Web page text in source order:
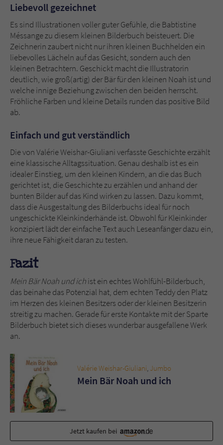
Liebevoll gezeichnet
Es sind Illustrationen voller guter Gefühle, die Babtistine
Méssange zu diesem kleinen Bilderbuch beisteuert. Die
Zeichnerin zaubert nicht nur ihren kleinen Buchhelden ein
liebevolles Lächeln auf das Gesicht, sondern auch den
kleinen Betrachtern. Geschickt macht die Illustratorin
deutlich, wie groß(artig) der Bär für den kleinen Noah ist und
welche innige Beziehung zwischen den beiden herrscht.
Fröhliche Farben und kleine Details runden das positive Bild
ab.
Einfach und gut verständlich
Die von Valérie Weishar-Giuliani verfasste Geschichte erzählt
eine klassische Alltagssituation. Genau deshalb ist es ein
idealer Einstieg, um den kleinen Kindern, an die das Buch
gerichtet ist, die Geschichte zu erzählen und anhand der
bunten Bilder auf das Kind wirken zu lassen. Dazu kommt,
dass die Ausgestaltung des Bilderbuchs ideal für noch
ungeschickte Kleinkinderhände ist. Obwohl für Kleinkinder
konzipiert lädt der einfache Text auch Leseanfänger dazu ein,
ihre neue Fähigkeit daran zu testen.
Fazit
Mein Bär Noah und ichist ein echtes Wohlfühl-Bilderbuch,
das beinahe das Potenzial hat, dem echten Teddy den Platz
im Herzen des kleinen Besitzers oder der kleinen Besitzerin
streitig zu machen. Gerade für erste Kontakte mit der Sparte
Bilderbuch bietet sich dieses wunderbar ausgefallene Werk
an.
Valérie Weishar-Giuliani Jumbo
Mein Bär Noah und ich
Jetzt kaufen bei
überprüfen.